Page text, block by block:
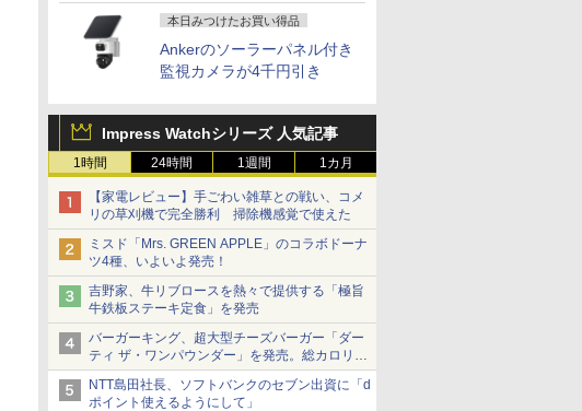
本日みつけたお買い得品
Ankerのソーラーパネル付き
監視カメラが4千円引き
Impress Watchシリーズ 人気記事
1時間 24時間 1週間 1カ月
【家電レビュー】手ごわい雑草との戦い、コメ
リの草刈機で完全勝利 掃除機感覚で使えた
ミスド「Mrs. GREEN APPLE」のコラボドーナ
ツ4種、いよいよ発売！
吉野家、牛リブロースを熱々で提供する「極旨
牛鉄板ステーキ定食」を発売
バーガーキング、超大型チーズバーガー「ダー
ティ ザ・ワンパウンダー」を発売。総カロリー
約1656kcal、総重量約527g！
NTT島田社長、ソフトバンクのセブン出資に「d
ポイント使えるようにして」